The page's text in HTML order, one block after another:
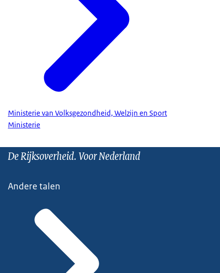
Ministerie van Volksgezondheid, Welzijn en Sport
Ministerie
De Rijksoverheid. Voor Nederland
Andere talen